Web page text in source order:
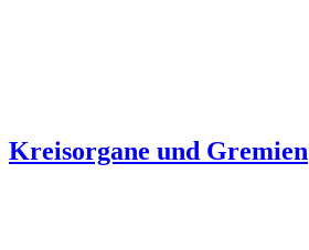
Kreisorgane und Gremien